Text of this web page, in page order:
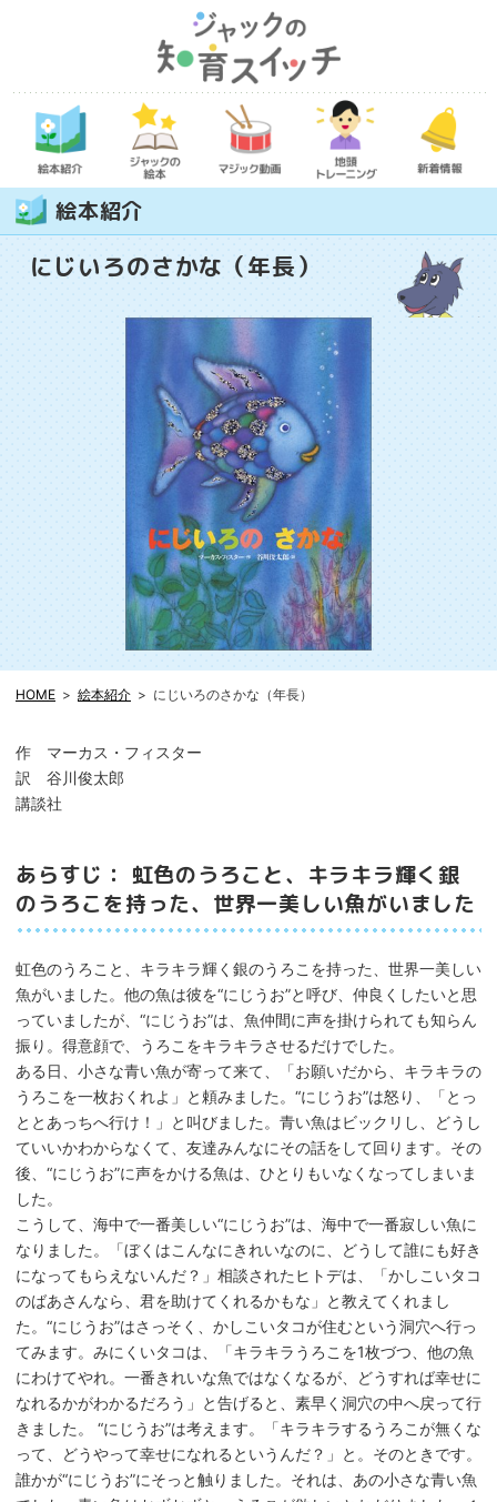
絵本紹介
にじいろのさかな（年長）
HOME 絵本紹介 にじいろのさかな（年長）
作 マーカス・フィスター
訳 谷川俊太郎
講談社
あらすじ： 虹色のうろこと、キラキラ輝く銀
のうろこを持った、世界一美しい魚がいました
虹色のうろこと、キラキラ輝く銀のうろこを持った、世界一美しい
魚がいました。他の魚は彼を“にじうお”と呼び、仲良くしたいと思
っていましたが、“にじうお”は、魚仲間に声を掛けられても知らん
振り。得意顔で、うろこをキラキラさせるだけでした。
ある日、小さな青い魚が寄って来て、「お願いだから、キラキラの
うろこを一枚おくれよ」と頼みました。“にじうお”は怒り、「とっ
ととあっちへ行け！」と叫びました。青い魚はビックリし、どうし
ていいかわからなくて、友達みんなにその話をして回ります。その
後、“にじうお”に声をかける魚は、ひとりもいなくなってしまいま
した。
こうして、海中で一番美しい“にじうお”は、海中で一番寂しい魚に
なりました。「ぼくはこんなにきれいなのに、どうして誰にも好き
になってもらえないんだ？」相談されたヒトデは、「かしこいタコ
のばあさんなら、君を助けてくれるかもな」と教えてくれまし
た。“にじうお”はさっそく、かしこいタコが住むという洞穴へ行っ
てみます。みにくいタコは、「キラキラうろこを1枚づつ、他の魚
にわけてやれ。一番きれいな魚ではなくなるが、どうすれば幸せに
なれるかがわかるだろう」と告げると、素早く洞穴の中へ戻って行
きました。 “にじうお”は考えます。「キラキラするうろこが無くな
って、どうやって幸せになれるというんだ？」と。そのときです。
誰かが“にじうお”にそっと触りました。それは、あの小さな青い魚